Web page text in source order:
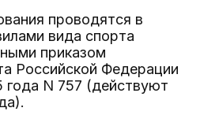
проводятся в
вида спорта
приказом
Российской Федерации
года N 757 (действуют